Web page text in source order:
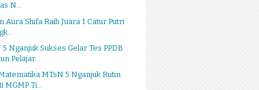
N...
Aura Shifa Raih Juara 1 Catur Putri
5 Nganjuk Sukses Gelar Tes PPDB
Pelajar...
MTsN 5 Nganjuk Rutin
MGMP Ti...